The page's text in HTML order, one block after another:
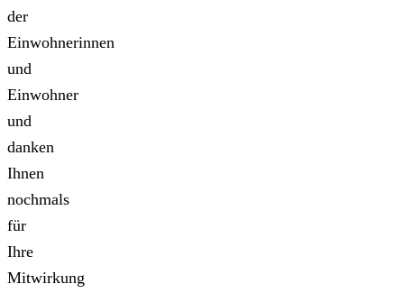
der
Einwohnerinnen
und
Einwohner
und
danken
Ihnen
nochmals
für
Ihre
Mitwirkung